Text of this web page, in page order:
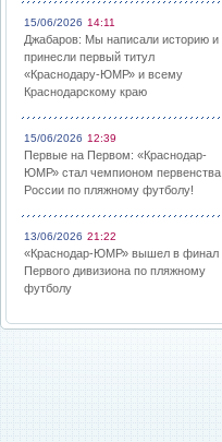
15/06/2026 14:11
Джабаров: Мы написали историю и
принесли первый титул
«Краснодару-ЮМР» и всему
Краснодарскому краю
15/06/2026 12:39
Первые на Первом: «Краснодар-
ЮМР» стал чемпионом первенства
России по пляжному футболу!
13/06/2026 21:22
«Краснодар-ЮМР» вышел в финал
Первого дивизиона по пляжному
футболу